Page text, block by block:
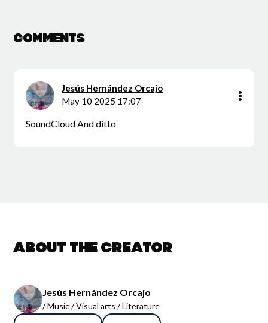
Comments
Jesús Hernández Orcajo
May 10 2025 17:07
SoundCloud And ditto
About the creator
Jesús Hernández Orcajo
/ Music / Visual arts / Literature